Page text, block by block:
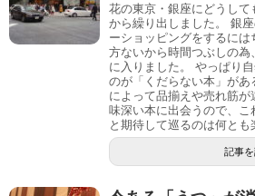
花の東京・銀座にどうして
から繰り出しました。 銀
ーショッピングをするに
方ないから時間つぶしの
に入りました。 やっぱり
のが「くだらない本」が
によって品揃えや売れ筋
味深い本に出会うので、こ
と期待して巡るのは何とも
記事